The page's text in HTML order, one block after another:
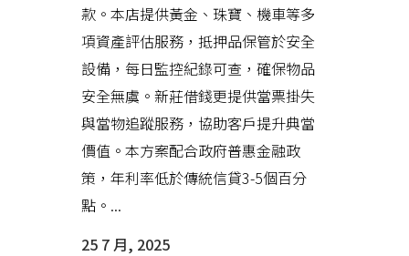
款。本店提供黃金、珠寶、機車等多
項資產評估服務，抵押品保管於安全
設備，每日監控紀錄可查，確保物品
安全無虞。新莊借錢更提供當票掛失
與當物追蹤服務，協助客戶提升典當
價值。本方案配合政府普惠金融政
策，年利率低於傳統信貸3-5個百分
點。...
25 7 月, 2025